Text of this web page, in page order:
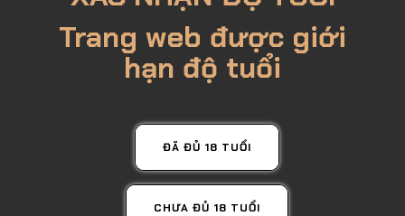
Trang web được giới
hạn độ tuổi
ĐÃ ĐỦ 18 TUỔI
CHƯA ĐỦ 18 TUỔI